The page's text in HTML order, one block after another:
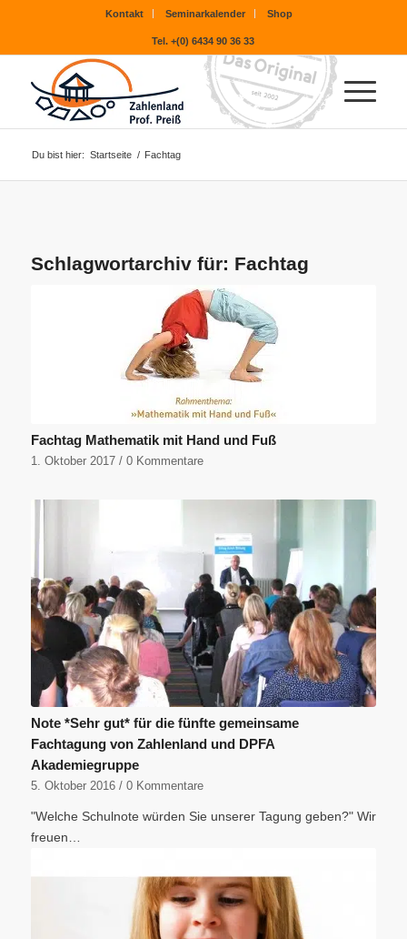
Kontakt Seminarkalender Shop
Tel. +(0) 6434 90 36 33
Du bist hier: Startseite / Fachtag
Schlagwortarchiv für: Fachtag
Fachtag Mathematik mit Hand und Fuß
1. Oktober 2017 / 0 Kommentare
Note *Sehr gut* für die fünfte gemeinsame
Fachtagung von Zahlenland und DPFA
Akademiegruppe
5. Oktober 2016 / 0 Kommentare
"Welche Schulnote würden Sie unserer Tagung geben?" Wir
freuen…